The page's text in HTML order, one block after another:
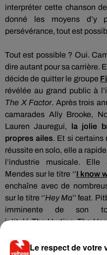
interpréter cette chanson
donné les moyens d’y
persévérance, tout est
Tout est possible ? Oui.
dire autant pour sa carrière.
décide de quitter le groupe
révélée au grand public à
The X Factor. Après trois
camarades Ally Brooke,
Lauren Jauregui, la jolie
propres ailes. Et si certains
réussite en solo, elle a
l’industrie musicale.
Elle
Mendes sur le titre ‘’I know
enchaîne avec de
sur le titre ‘’Hey Ma’’ feat.
imminente de son
intituléTheHurting.The
t-elle prochainement un
Le respect de votre